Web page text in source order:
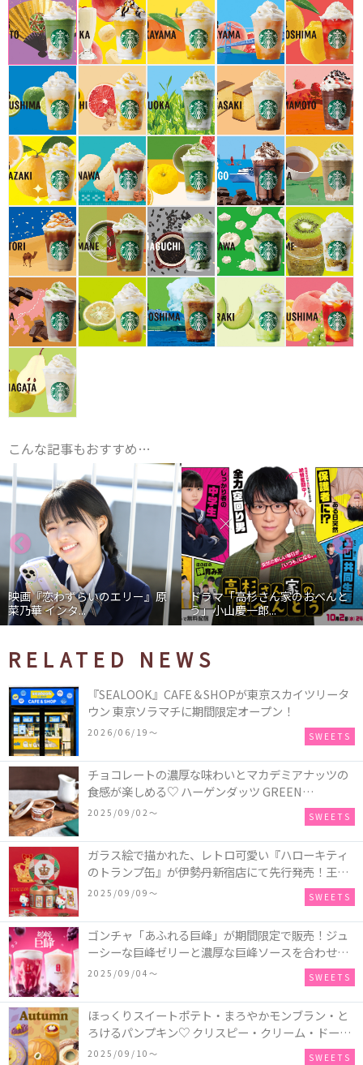
こんな記事もおすすめ…
映画『恋わずらいのエリー』原
菜乃華 インタ...
ドラマ「高杉さん家のおべんと
う」小山慶一郎...
RELATED NEWS
『SEALOOK』CAFE＆SHOPが東京スカイツリータ
ウン 東京ソラマチに期間限定オープン！
2026/06/19〜 SWEETS
チョコレートの濃厚な味わいとマカデミアナッツの
食感が楽しめる♡ ハーゲンダッツ GREEN
CRAFT(グリーンクラフト) ミニカップ『チョコレー
2025/09/02〜 SWEETS
ガラス絵で描かれた、レトロ可愛い『ハローキティ
のトランプ缶』が伊勢丹新宿店にて先行発売！王冠
キティのフィギュア、キティトランプのステッカー
2025/09/09〜 SWEETS
ゴンチャ「あふれる巨峰」が期間限定で販売！ジュ
ーシーな巨峰ゼリーと濃厚な巨峰ソースを合わせた
ミルクティー、ティーエード、ジェラッティー、ス
2025/09/04〜 SWEETS
ほっくりスイートポテト・まろやかモンブラン・と
ろけるパンプキン♡ クリスピー・クリーム・ドーナ
ツに“いも”“栗“”かぼちゃ“を使用し、秋らしい人気
2025/09/10〜 SWEETS